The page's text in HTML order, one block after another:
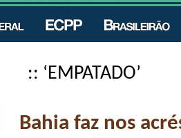
:: ‘EMPATADO’
Bahia faz nos